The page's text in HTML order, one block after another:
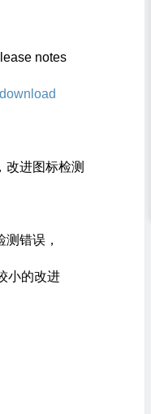
notes
改进图标检测
错误，
小的改进